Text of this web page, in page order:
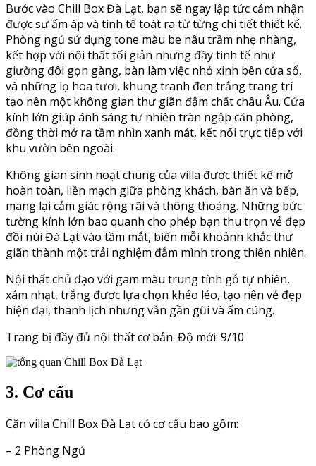
Bước vào Chill Box Đà Lạt, bạn sẽ ngay lập tức cảm nhận
được sự ấm áp và tinh tế toát ra từ từng chi tiết thiết kế.
Phòng ngủ sử dụng tone màu be nâu trầm nhẹ nhàng,
kết hợp với nội thất tối giản nhưng đầy tinh tế như
giường đôi gọn gàng, bàn làm việc nhỏ xinh bên cửa sổ,
và những lọ hoa tươi, khung tranh đen trắng trang trí
tạo nên một không gian thư giãn đậm chất châu Âu. Cửa
kính lớn giúp ánh sáng tự nhiên tràn ngập căn phòng,
đồng thời mở ra tầm nhìn xanh mát, kết nối trực tiếp với
khu vườn bên ngoài.
Không gian sinh hoạt chung của villa được thiết kế mở
hoàn toàn, liền mạch giữa phòng khách, bàn ăn và bếp,
mang lại cảm giác rộng rãi và thông thoáng. Những bức
tường kính lớn bao quanh cho phép bạn thu trọn vẻ đẹp
đồi núi Đà Lạt vào tầm mắt, biến mỗi khoảnh khắc thư
giãn thành một trải nghiệm đắm mình trong thiên nhiên.
Nội thất chủ đạo với gam màu trung tính gỗ tự nhiên,
xám nhạt, trắng được lựa chọn khéo léo, tạo nên vẻ đẹp
hiện đại, thanh lịch nhưng vẫn gần gũi và ấm cúng.
Trang bị đầy đủ nội thất cơ bản. Độ mới: 9/10
3. Cơ cấu
Căn villa Chill Box Đà Lạt có cơ cấu bao gồm:
– 2 Phòng Ngủ